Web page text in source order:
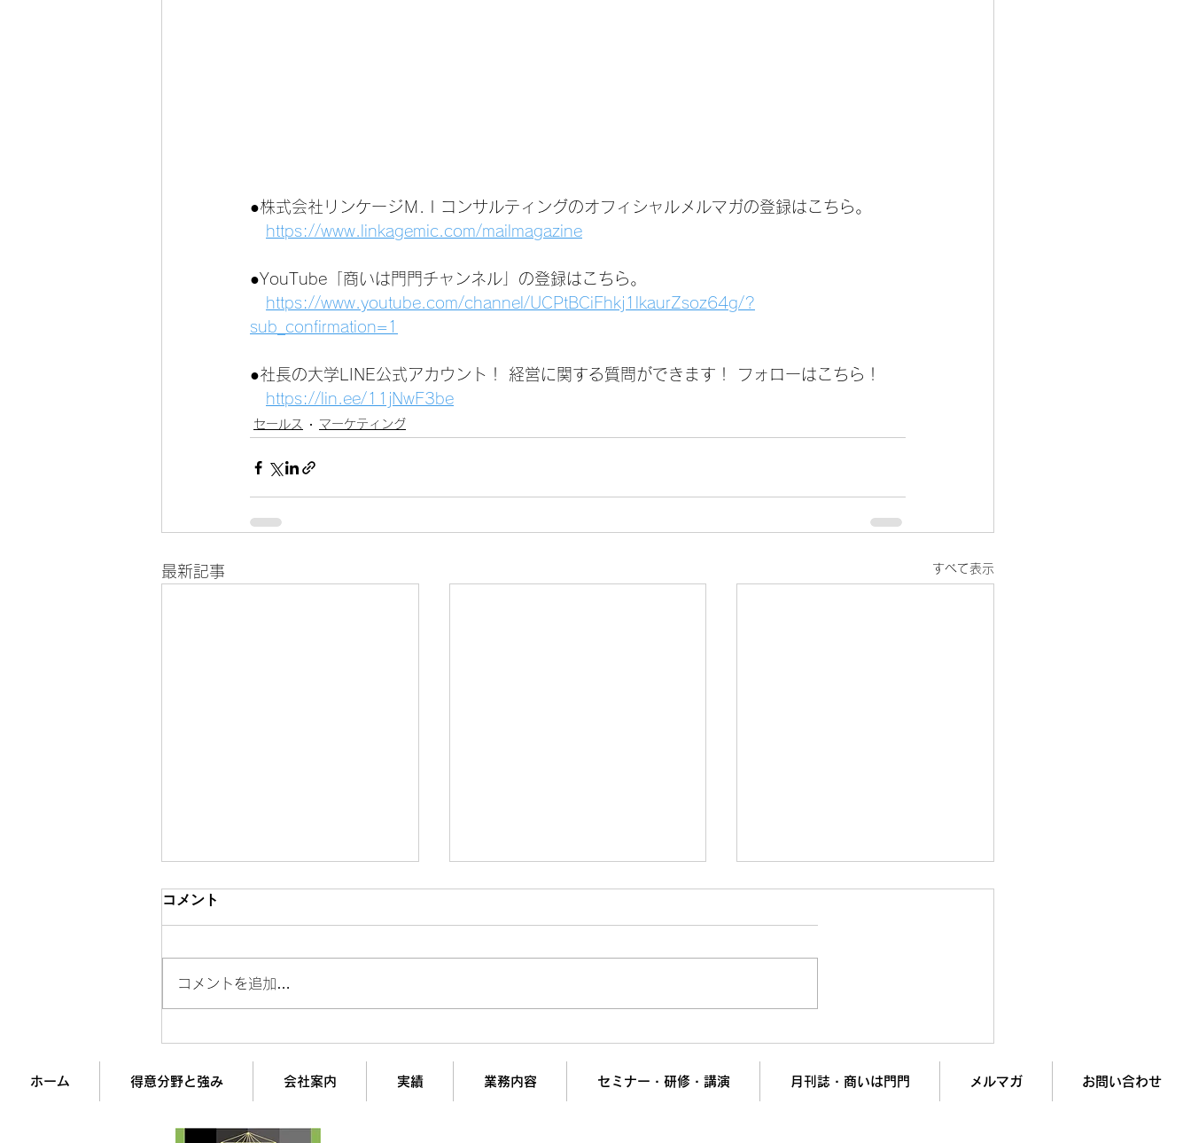
●株式会社リンケージＭ.Ｉコンサルティングのオフィシャルメルマガの登録はこちら。
https://www.linkagemic.com/mailmagazine
●YouTube「商いは門門チャンネル」の登録はこちら。
https://www.youtube.com/channel/UCPtBCiFhkj1lkaurZsoz64g/?
sub_confirmation=1
●社長の大学LINE公式アカウント！ 経営に関する質問ができます！ フォローはこちら！
https://lin.ee/11jNwF3be
セールス マーケティング
最新記事 すべて表示
「チャレンジャー型営業」の
全貌
「信頼される営業」の決定的
な違い
「メール」を書かせてはいけ
ない理由
コメント
コメントを追加…
ホーム 得意分野と強み 会社案内 実績 業務内容 セミナー・研修・講演 月刊誌・商いは門門 メルマガ お問い合わせ